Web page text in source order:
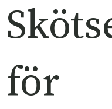
för